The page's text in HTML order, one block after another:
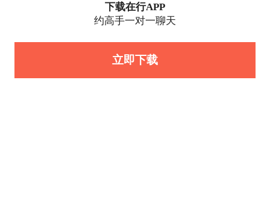
下载在行APP
约高手一对一聊天
立即下载